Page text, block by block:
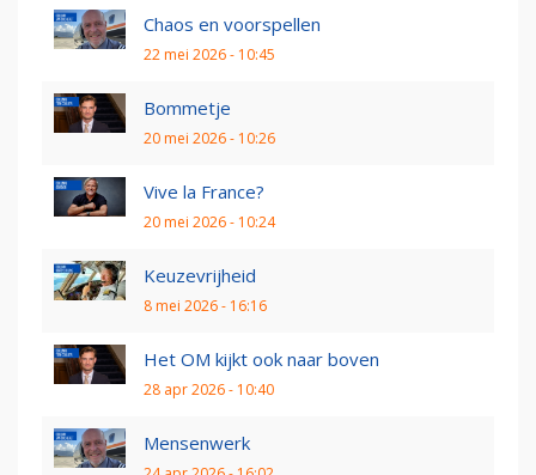
Chaos en voorspellen
22 mei 2026 - 10:45
Bommetje
20 mei 2026 - 10:26
Vive la France?
20 mei 2026 - 10:24
Keuzevrijheid
8 mei 2026 - 16:16
Het OM kijkt ook naar boven
28 apr 2026 - 10:40
Mensenwerk